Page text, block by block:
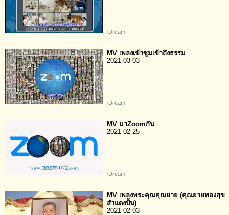
iDream
MV เพลงเข้าซูมเข้าถึงธรรม
2021-03-03
iDream
MV มาZoomกัน
2021-02-25
iDream
MV เพลงพระคุณคุณยาย (คุณยายทองสุข
สำแดงปั้น)
2021-02-03